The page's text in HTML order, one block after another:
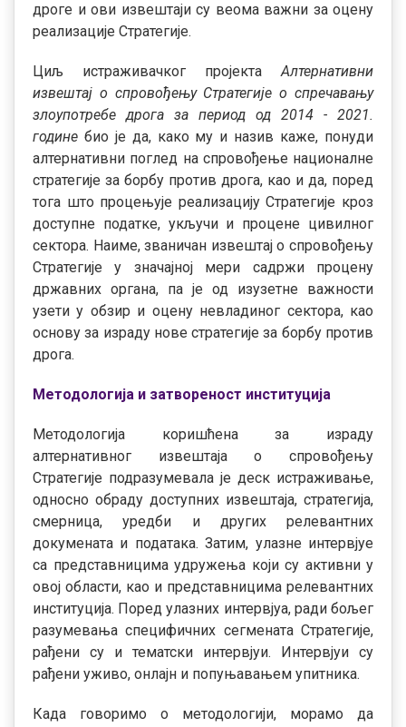
дроге и ови извештаји су веома важни за оцену
реализације Стратегије.
Циљ истраживачког пројектаАлтернативни
извештај о спровођењу Стратегије о спречавању
злоупотребе дрога за период од 2014 - 2021.
године био је да, како му и назив каже, понуди
алтернативни поглед на спровођење националне
стратегије за борбу против дрога, као и да, поред
тога што процењује реализацију Стратегије кроз
доступне податке, укључи и процене цивилног
сектора. Наиме, званичан извештај о спровођењу
Стратегије у значајној мери садржи процену
државних органа, па је од изузетне важности
узети у обзир и оцену невладиног сектора, као
основу за израду нове стратегије за борбу против
дрога.
Методологија и затвореност институција
Методологија коришћена за израду
алтернативног извештаја о спровођењу
Стратегије подразумевала је деск истраживање,
односно обраду доступних извештаја, стратегија,
смeрница, уредби и других релевантних
докумената и података. Затим, улазне интервјуе
са представницима удружења који су активни у
овој области, као и представницима релевантних
институција. Поред улазних интервјуа, ради бољег
разумевања специфичних сегмената Стратегије,
рађени су и тематски интервјуи. Интервјуи су
рађени уживо, онлајн и попуњавањем упитника.
Када говоримо о методологији, морамо да